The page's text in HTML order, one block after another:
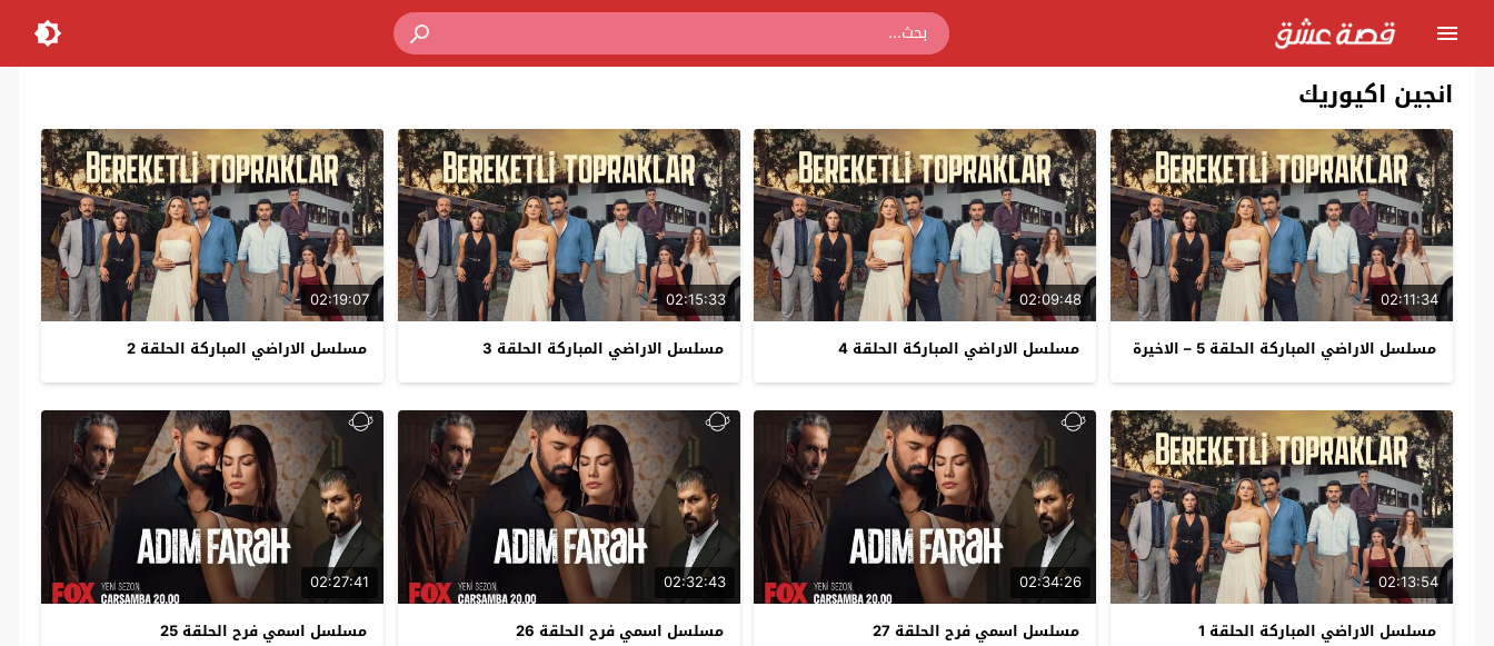
انجين اكيوريك
02:11:34
مسلسل الاراضي المباركة الحلقة 5 – الاخيرة
02:09:48
مسلسل الاراضي المباركة الحلقة 4
02:15:33
مسلسل الاراضي المباركة الحلقة 3
02:19:07
مسلسل الاراضي المباركة الحلقة 2
02:13:54
مسلسل الاراضي المباركة الحلقة 1
02:34:26
مسلسل اسمي فرح الحلقة 27
02:32:43
مسلسل اسمي فرح الحلقة 26
02:27:41
مسلسل اسمي فرح الحلقة 25